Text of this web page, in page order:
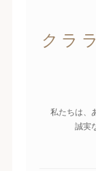
クラ
私たちは、
誠実